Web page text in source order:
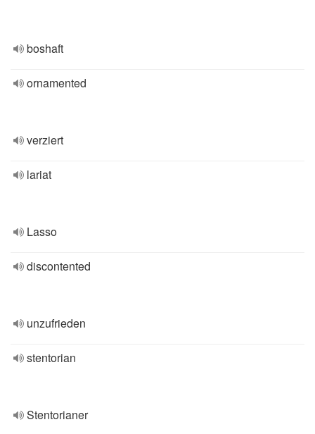
boshaft
ornamented
verziert
lariat
Lasso
discontented
unzufrieden
stentorian
Stentorianer